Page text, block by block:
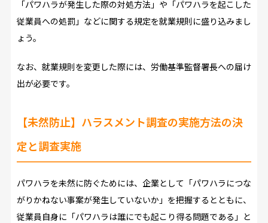
「パワハラが発生した際の対処方法」や「パワハラを起こした
従業員への処罰」などに関する規定を就業規則に盛り込みまし
ょう。
なお、就業規則を変更した際には、労働基準監督署長への届け
出が必要です。
【未然防止】ハラスメント調査の実施方法の決
定と調査実施
パワハラを未然に防ぐためには、企業として「パワハラにつな
がりかねない事案が発生していないか」を把握するとともに、
従業員自身に「パワハラは誰にでも起こり得る問題である」と